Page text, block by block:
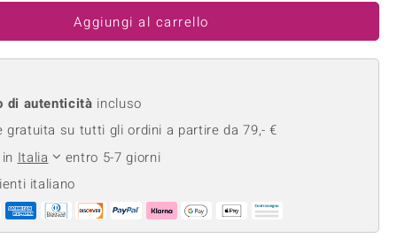
Aggiungi al carrello
di autenticità incluso
gratuita su tutti gli ordini a partire da 79,- €
Italia
entro 5-7 giorni
italiano